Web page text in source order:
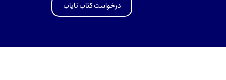
درخواست کتاب نایاب